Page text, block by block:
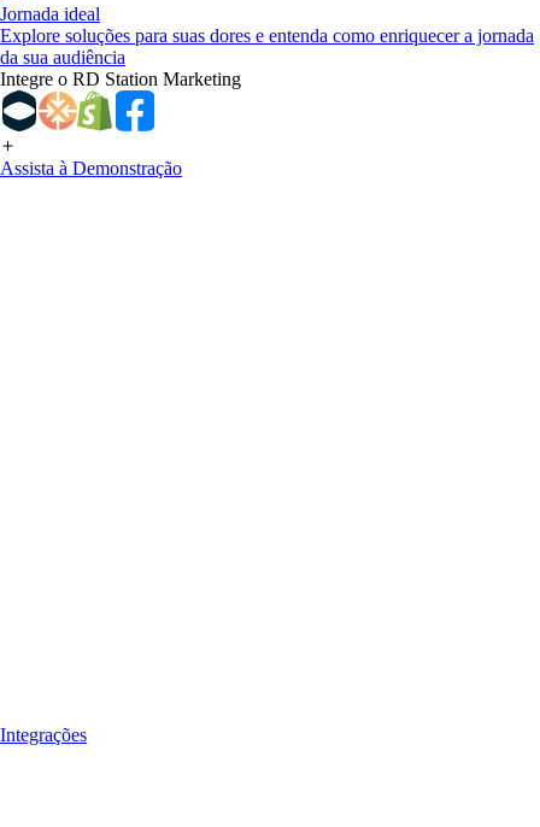
Jornada ideal
Explore soluções para suas dores e entenda como enriquecer a jornada
da sua audiência
Integre o RD Station Marketing
Assista à Demonstração
Integrações